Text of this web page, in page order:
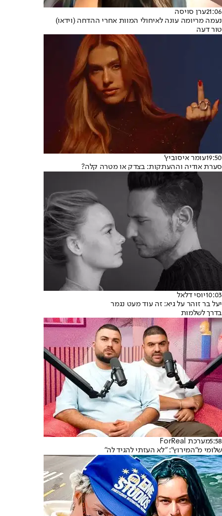
21:06ערן סויסה
נעמה מריומה עונה לאיחולי המוות אחרי ההדחה (וידאו)
טור דעה
19:50עומר איסוביץ'
סערת אודיה וההעתקות: בצדק או מטרה קלה?
10:03יוסי דלאל
יעל בר זוהר על גיא: זה עוד מעט נגמר
בדרך לשלמות
5:58מערכת ForReal
שלומי מ"המירוץ": "לא העזתי להגיד לה"